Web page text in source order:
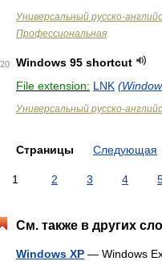
Универсальный русско-
Профессиональная
20
Windows 95 shortcut
File extension: LNK
Универсальный русско-
Страницы Следующая
1 2 3 4
См. также в других
Windows XP — Windows